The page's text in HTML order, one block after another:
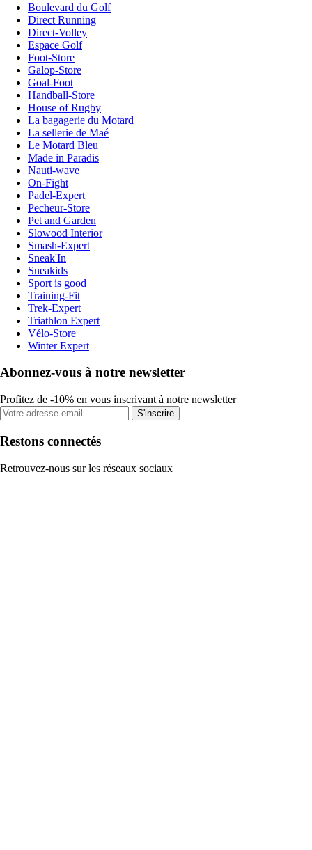
Boulevard du Golf
Direct Running
Direct-Volley
Espace Golf
Foot-Store
Galop-Store
Goal-Foot
Handball-Store
House of Rugby
La bagagerie du Motard
La sellerie de Maé
Le Motard Bleu
Made in Paradis
Nauti-wave
On-Fight
Padel-Expert
Pecheur-Store
Pet and Garden
Slowood Interior
Smash-Expert
Sneak'In
Sneakids
Sport is good
Training-Fit
Trek-Expert
Triathlon Expert
Vélo-Store
Winter Expert
Abonnez-vous à notre newsletter
Profitez de -10% en vous inscrivant à notre newsletter
S'inscrire
Restons connectés
Retrouvez-nous sur les réseaux sociaux